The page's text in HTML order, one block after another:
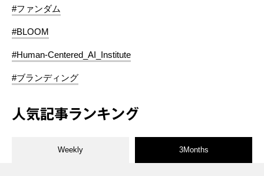
#ファンダム
#BLOOM
#Human-Centered_AI_Institute
#ブランディング
人気記事ランキング
Weekly 3Months